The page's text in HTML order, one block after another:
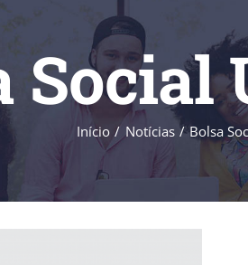
Social
Início Notícias Bolsa